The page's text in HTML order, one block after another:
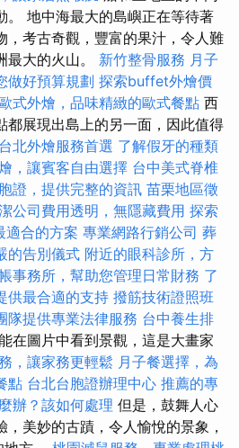
。 地中海最大的島嶼正在等待著
，考古奇觀，豐富的果汁，令人難
最大的火山。 新竹整骨服務 月子
做好預算規劃 探索buffet外燴價
式外燴，品味精緻的歐式餐點 西
都展現出島上的另一面，因此值得
台北外燴服務首選 了解假牙的種類
，讓賓客自由選擇 台中美式脊椎
證，提供完整的資訊 苗栗地區徵
公司費用透明，無隱藏費用 探索
合的方案 專業網路行銷公司 葬
的告別儀式 附近的眼科診所，方
事務所，幫助您管理日常財務 了
供最合適的支持 撥筋技術證照班
隊提供專業法律服務 台中養生排
在圖片中看到景觀，這是大畫家
，讓家務更輕鬆 月子餐選擇，為
點 台北台胞證辦理中心 推薦的專
辦？該如何處理 但是，鼓舞人心
美妙的古蹟，令人愉悅的景象，